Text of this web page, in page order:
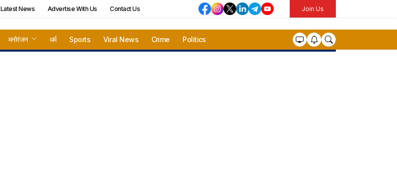
Join Us
Latest News Advertise With Us Contact Us
मनोरंजन धर्म Sports Viral News Crime Politics